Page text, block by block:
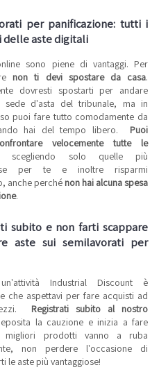
per panificazione: tutti i
delle aste digitali
sono piene di vantaggi. Per
non ti devi spostare da casa.
dovresti spostarti per andare
sede d'asta del tribunale, ma in
puoi fare tutto comodamente da
hai del tempo libero. Puoi
velocemente tutte le
scegliendo solo quelle più
per te e inoltre risparmi
anche perché non hai alcuna spesa
.
subito e non farti scappare
aste sui semilavorati per
Industrial Discount è
che aspettavi per fare acquisti ad
Registrati subito al nostro
la cauzione e inizia a fare
migliori prodotti vanno a ruba
non perdere l'occasione di
le aste più vantaggiose!